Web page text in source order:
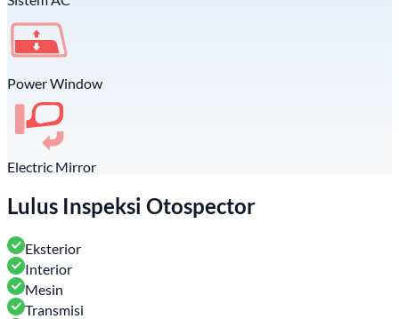
Power Window
Electric Mirror
Lulus Inspeksi Otospector
Eksterior
Interior
Mesin
Transmisi